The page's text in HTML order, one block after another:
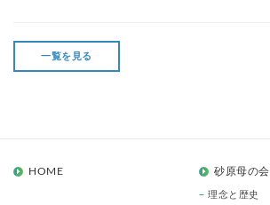
一覧を見る
HOME 砂原母の会
理念と歴史